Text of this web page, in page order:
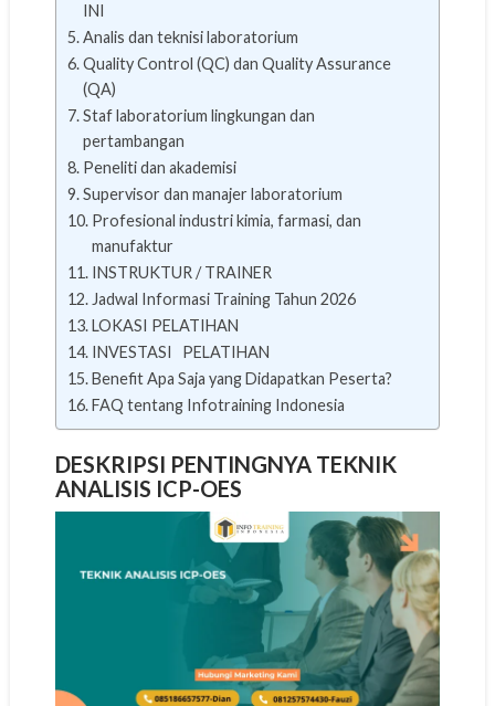
INI
Analis dan teknisi laboratorium
Quality Control (QC) dan Quality Assurance
(QA)
Staf laboratorium lingkungan dan
pertambangan
Peneliti dan akademisi
Supervisor dan manajer laboratorium
Profesional industri kimia, farmasi, dan
manufaktur
INSTRUKTUR / TRAINER
Jadwal Informasi Training Tahun 2026
LOKASI PELATIHAN
INVESTASI PELATIHAN
Benefit Apa Saja yang Didapatkan Peserta?
FAQ tentang Infotraining Indonesia
DESKRIPSI PENTINGNYA TEKNIK
ANALISIS ICP-OES